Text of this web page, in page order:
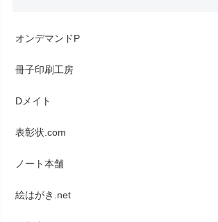
オンデマンドP
冊子印刷工房
Dメイト
表彰状.com
ノート本舗
絵はがき.net